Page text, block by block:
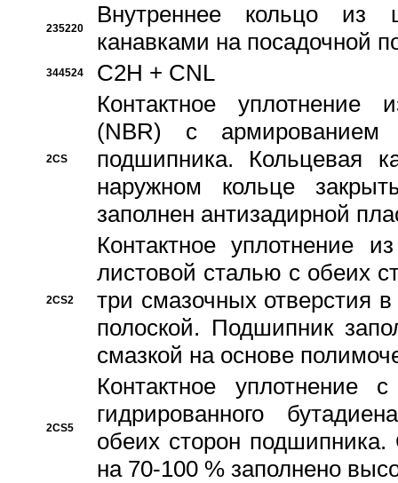
235220
Внутреннее кольцо из
канавками на посадочной
344524 C2H + CNL
2CS
Контактное уплотнение
(NBR) с
подшипника. Кольцевая
наружном кольце
заполнен антизадирной
2CS2
Контактное уплотнение
листовой сталью с обеих
три смазочных отверстия
полоской. Подшипник
смазкой на основе
2CS5
Контактное уплотнение
гидрированного
обеих сторон
на 70-100 % заполнено